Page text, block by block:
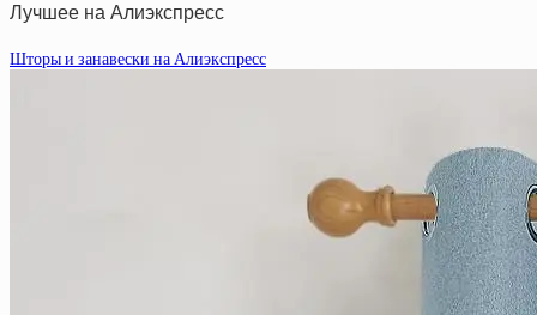
Лучшее на Алиэкспресс
Шторы и занавески на Алиэкспресс